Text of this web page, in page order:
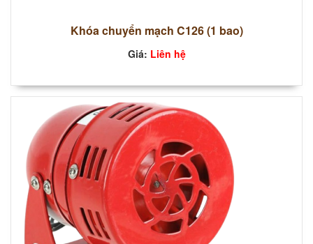
Khóa chuyển mạch C126 (1 bao)
Giá: Liên hệ